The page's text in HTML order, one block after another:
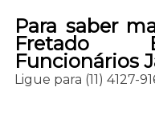
Para saber
Fretado
Funcionários
Ligue para (11) 4127-